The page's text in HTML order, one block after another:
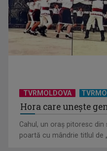
Trofeul Sette Colli
CM 2026: Etapa a 3-a, în
TVRMOLDOVA
Hora care unește
Cahul, un oraș pitoresc din